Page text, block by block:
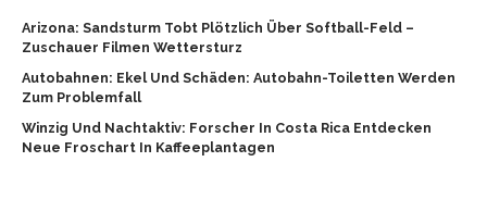
Arizona: Sandsturm Tobt Plötzlich Über Softball-Feld –
Zuschauer Filmen Wettersturz
Autobahnen: Ekel Und Schäden: Autobahn-Toiletten Werden
Zum Problemfall
Winzig Und Nachtaktiv: Forscher In Costa Rica Entdecken
Neue Froschart In Kaffeeplantagen